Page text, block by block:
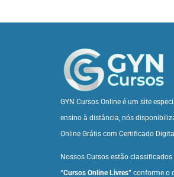
GYN Cursos Online é um site
ensino à distância, nós
Online Grátis com Certificado
Nossos Cursos estão
“Cursos Online Livres” conforme o